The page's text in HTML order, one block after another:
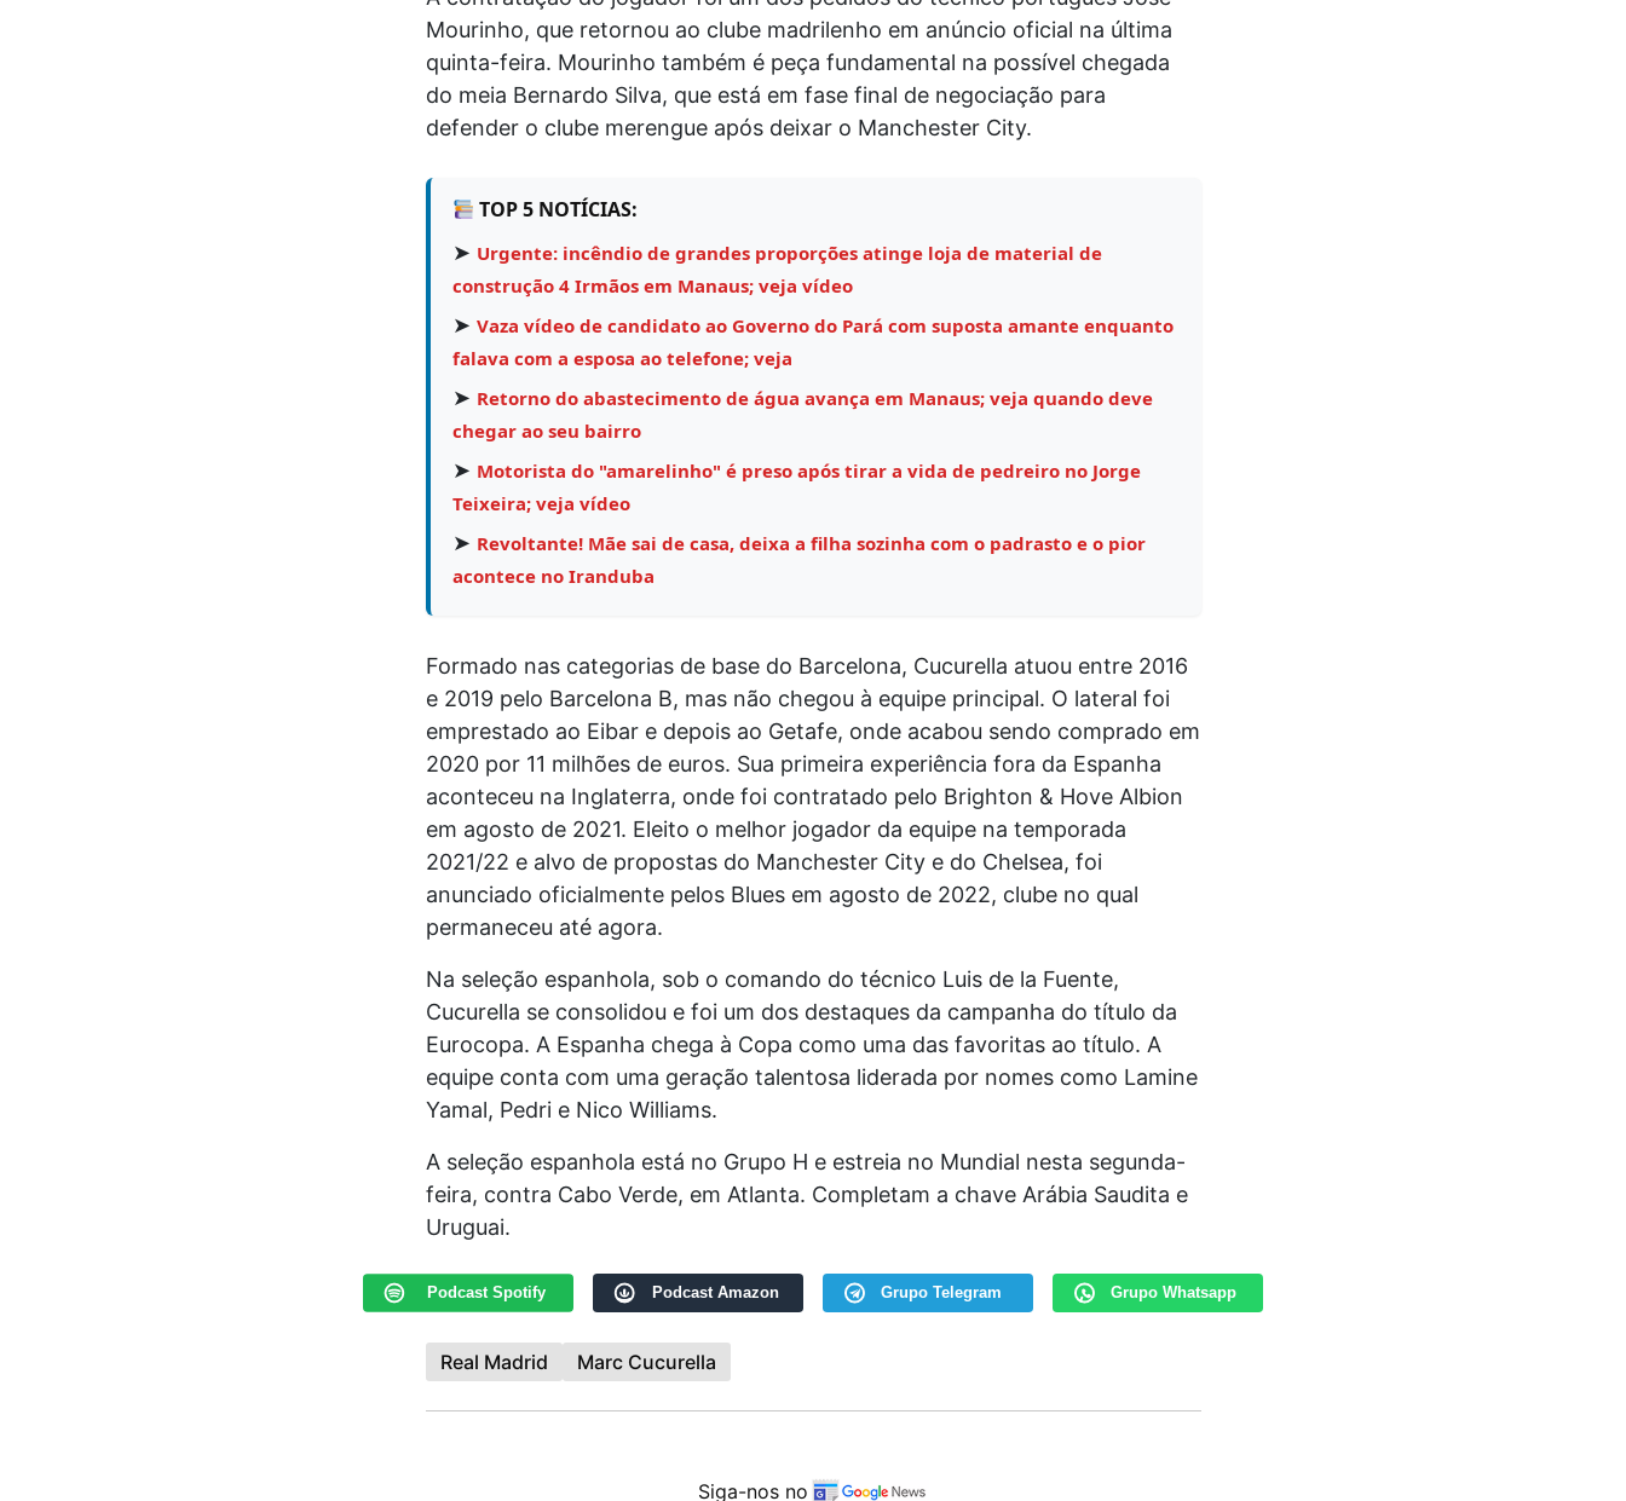
Mourinho, que retornou ao clube madrilenho em anúncio oficial na última
quinta-feira. Mourinho também é peça fundamental na possível chegada
do meia Bernardo Silva, que está em fase final de negociação para
defender o clube merengue após deixar o Manchester City.
TOP 5 NOTÍCIAS:
➤ Urgente: incêndio de grandes proporções atinge loja de material de
construção 4 Irmãos em Manaus; veja vídeo
➤ Vaza vídeo de candidato ao Governo do Pará com suposta amante enquanto
falava com a esposa ao telefone; veja
➤ Retorno do abastecimento de água avança em Manaus; veja quando deve
chegar ao seu bairro
➤ Motorista do "amarelinho" é preso após tirar a vida de pedreiro no Jorge
Teixeira; veja vídeo
➤ Revoltante! Mãe sai de casa, deixa a filha sozinha com o padrasto e o pior
acontece no Iranduba
Formado nas categorias de base do Barcelona, Cucurella atuou entre 2016
e 2019 pelo Barcelona B, mas não chegou à equipe principal. O lateral foi
emprestado ao Eibar e depois ao Getafe, onde acabou sendo comprado em
2020 por 11 milhões de euros. Sua primeira experiência fora da Espanha
aconteceu na Inglaterra, onde foi contratado pelo Brighton & Hove Albion
em agosto de 2021. Eleito o melhor jogador da equipe na temporada
2021/22 e alvo de propostas do Manchester City e do Chelsea, foi
anunciado oficialmente pelos Blues em agosto de 2022, clube no qual
permaneceu até agora.
Na seleção espanhola, sob o comando do técnico Luis de la Fuente,
Cucurella se consolidou e foi um dos destaques da campanha do título da
Eurocopa. A Espanha chega à Copa como uma das favoritas ao título. A
equipe conta com uma geração talentosa liderada por nomes como Lamine
Yamal, Pedri e Nico Williams.
A seleção espanhola está no Grupo H e estreia no Mundial nesta segunda-
feira, contra Cabo Verde, em Atlanta. Completam a chave Arábia Saudita e
Uruguai.
Podcast Spotify Podcast Amazon Grupo Telegram Grupo Whatsapp
Real Madrid Marc Cucurella
Siga-nos no